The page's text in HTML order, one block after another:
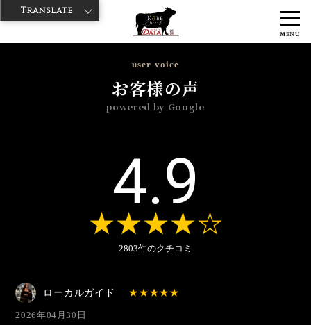
MENU
神戸牛ダイヤ > 神戸牛ダイア 雷門東店 2026年
user voice
お客様の声
powered by Google
4.9
2803件のクチコミ
ローカルガイド
2026年04月30日
Translate